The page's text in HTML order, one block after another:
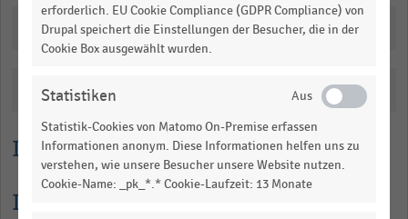
Lesehilfe
Informationen zur Statistik
data
table.
Downloads
erforderlich. EU Cookie Compliance (GDPR Compliance) von
Drupal speichert die Einstellungen der Besucher, die in der
Cookie Box ausgewählt wurden.
Statistiken
Statistik-Cookies von Matomo On-Premise erfassen
Informationen anonym. Diese Informationen helfen uns zu
verstehen, wie unsere Besucher unsere Website nutzen.
Cookie-Name: _pk_*.* Cookie-Laufzeit: 13 Monate